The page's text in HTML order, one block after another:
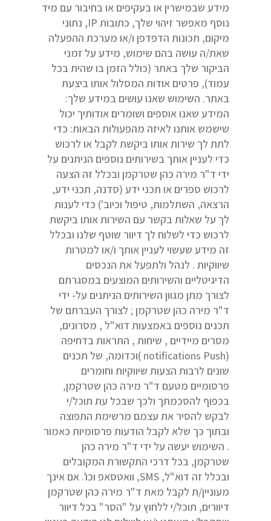
מידע שבמישרין או בעקיפים או בחיבור עם מיד
נוסף מאפשר זיהוי שלך, כתובות IP, נתוני
מיקום, תכונות הדפדפן ו/או מערכת ההפעלה
שאת/ה עושה בהם שימוש, מידע על זמני
הביקור שלך באתר (כולל הזמן בו שהית בכל
עמוד), פרטים אודות המסלול אותו ביצעת
באתר. השימוש שאנו עושים במידע שלך:
המידע שאנו אוספים ושומרים אודותיך יכול
שישמש אותנו לאיזה מהפעולות הבאות: כדי
לתת לך שירות אותו ביקשת לקבל או לרכוש
כדי לעניין אותך בשירותים נוספים הניתנים על
ידי ד"ר מירה כהן שטרקמן ובכלל זה הצעה
לרכוש ספרים או תכני ידע (סדנה, תכני ידע,
הרצאה, השתלמות, טיפול וכיוב') כדי לענות
לך על שאלות בקשר עם השירות אותו ביקשת
לרכוש כדי לשלוח לך דיוור שוטף שלנו ובכלל
זה מידע שעשוי לעניין אותך ו/או למטרות
שיווקיות . לנהל ולתפעל את הנכסים
הדיגיטליים והשירותים המוצעים במסגרתם
לצורך מתן מגוון השירותים הניתנים על- ידי
ד"ר מירה כהן שטרקמן ; לצורך העברתם של
תכנים נוספים באמצעות דוא"ל , מסרונים,
מסרים מיידיים , שיחות , התראות בדחיפה
(notifications Push )וכדומה, של תכנים
שונים לרבות הצעות שיווקיות וחומרים
פרסומיים מטעם ד"ר מירה כהן שטרקמן,
בכפוף להסכמתך ולכך שבכל עת תוכל/י
לבקש להסיר את עצמם מרשימת התפוצה
ובתוך כך שלא לקבל הודעות פרסומיות כאמור
. השימוש יעשה על ידי ד"ר מירה כהן
שטרקמן, בכל דרכי התקשורת המקובלים
ובכלל זה דוא"ל, SMS, וואטסאפ וכו'. אם אינך
מעוניין/ת לקבל מאת ד"ר מירה כהן שטרקמן
דיוורים, תוכל/י ללחוץ על "הסר" בכל דיוור